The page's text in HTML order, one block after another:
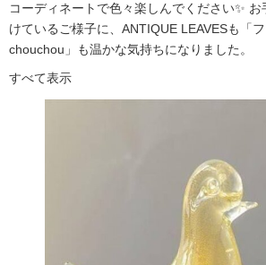
コーディネートで色々楽しんでください✨
けているご様子に、ANTIQUE LEAVESも「
chouchou」も温かな気持ちになりました。
すべて表示